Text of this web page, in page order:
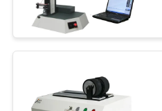
SITO
POLICY